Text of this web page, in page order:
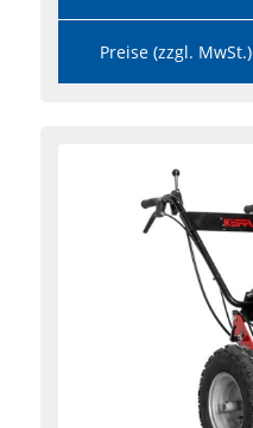
Preise (zzgl. MwSt.)